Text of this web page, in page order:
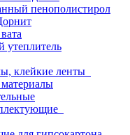
пенополистирол
клейкие ленты